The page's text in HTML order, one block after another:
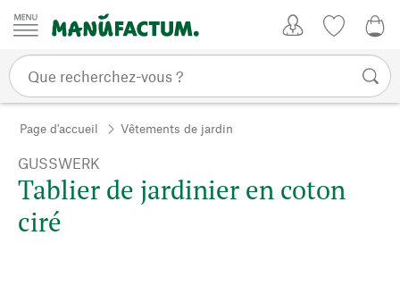
Passer au contenu
Page d'accueil Vêtements de jardin
GUSSWERK
Tablier de jardinier en coton
ciré